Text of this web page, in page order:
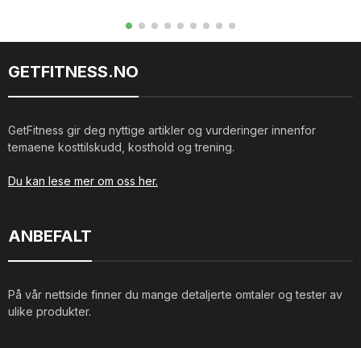
GETFITNESS.NO
GetFitness gir deg nyttige artikler og vurderinger innenfor
temaene kosttilskudd, kosthold og trening.
Du kan lese mer om oss her.
ANBEFALT
På vår nettside finner du mange detaljerte omtaler og tester av
ulike produkter.